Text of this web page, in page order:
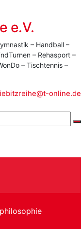
e.V.
– Handball –
– Rehasport –
– Tischtennis –
online.de